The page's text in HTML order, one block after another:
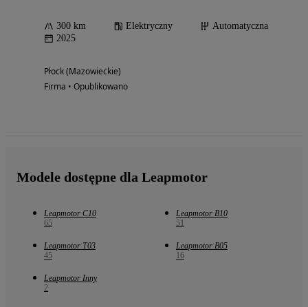
300 km Elektryczny
Automatyczna
2025
Płock (Mazowieckie)
Firma • Opublikowano
Modele dostępne dla Leapmotor
Leapmotor C10
65
Leapmotor B10
51
Leapmotor T03
45
Leapmotor B05
16
Leapmotor Inny
2